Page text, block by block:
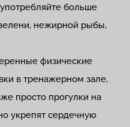
больше
нежирной рыбы,
физические
в тренажерном зале,
просто прогулки на
укрепят сердечную